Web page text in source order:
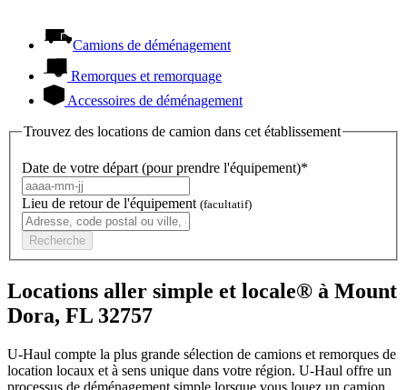
Camions de déménagement
Remorques et remorquage
Accessoires de déménagement
Trouvez des locations de camion dans cet établissement
Date de votre départ (pour prendre l'équipement)*
Lieu de retour de l'équipement (facultatif)
Recherche
Locations aller simple et locale® à Mount
Dora, FL 32757
U-Haul compte la plus grande sélection de camions et remorques de
location locaux et à sens unique dans votre région. U-Haul offre un
processus de déménagement simple lorsque vous louez un camion